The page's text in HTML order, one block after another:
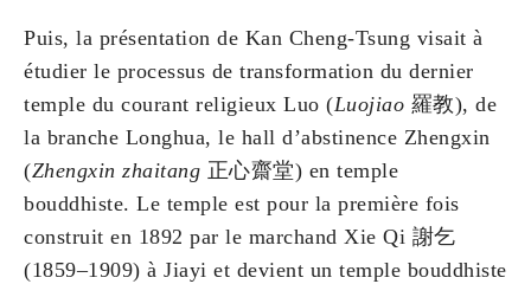
Puis, la présentation de Kan Cheng-Tsung visait à
étudier le processus de transformation du dernier
temple du courant religieux Luo (Luojiao 羅教), de
la branche Longhua, le hall d’abstinence Zhengxin
(Zhengxin zhaitang 正心齋堂) en temple
bouddhiste. Le temple est pour la première fois
construit en 1892 par le marchand Xie Qi 謝乞
(1859–1909) à Jiayi et devient un temple bouddhiste